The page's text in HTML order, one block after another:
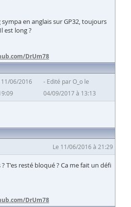
en anglais sur GP32, toujours
est long ?
DrUm78
11/06/2016
Edité par O_o le
04/09/2017 à 13:13
Le 11/06/2016 à 21:29
T'es resté bloqué ? Ca me fait un défi
DrUm78